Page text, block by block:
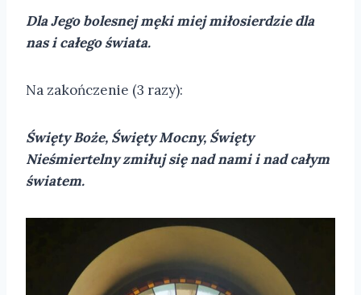
Dla Jego bolesnej męki miej miłosierdzie dla
nas i całego świata.
Na zakończenie (3 razy):
Święty Boże, Święty Mocny, Święty
Nieśmiertelny zmiłuj się nad nami i nad całym
światem.